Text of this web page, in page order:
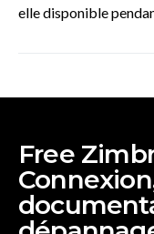
elle disponible
Free